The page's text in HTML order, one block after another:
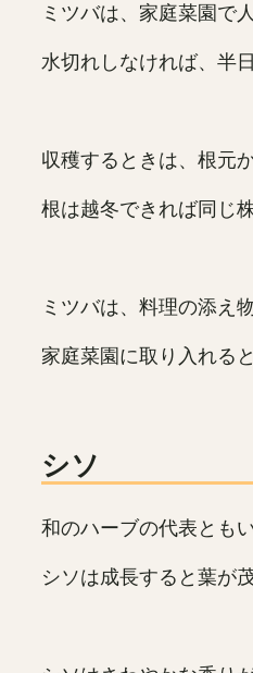
ミツバは、家庭菜園で
水切れしなければ、半
収穫するときは、根元
根は越冬できれば同じ
ミツバは、料理の添え
家庭菜園に取り入れる
シソ
和のハーブの代表とも
シソは成長すると葉が